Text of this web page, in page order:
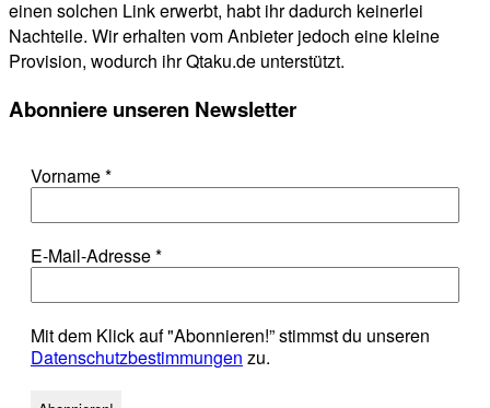
einen solchen Link erwerbt, habt ihr dadurch keinerlei
Nachteile. Wir erhalten vom Anbieter jedoch eine kleine
Provision, wodurch ihr Qtaku.de unterstützt.
Abonniere unseren Newsletter
Vorname*
E-Mail-Adresse*
Mit dem Klick auf "Abonnieren!” stimmst du unseren
Datenschutzbestimmungen zu.